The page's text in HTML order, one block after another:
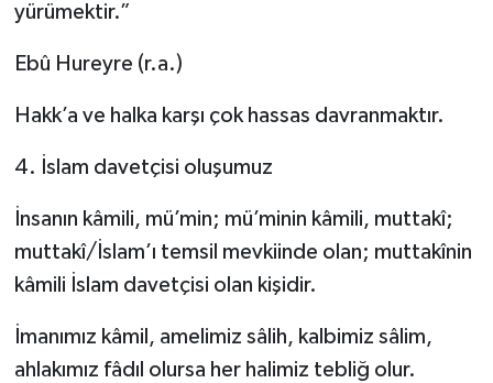
yürümektir.”
Ebû Hureyre (r.a.)
Hakk’a ve halka karşı çok hassas davranmaktır.
4. İslam davetçisi oluşumuz
İnsanın kâmili, mü’min; mü’minin kâmili, muttakî;
muttakî/İslam’ı temsil mevkiinde olan; muttakînin
kâmili İslam davetçisi olan kişidir.
İmanımız kâmil, amelimiz sâlih, kalbimiz sâlim,
ahlakımız fâdıl olursa her halimiz tebliğ olur.